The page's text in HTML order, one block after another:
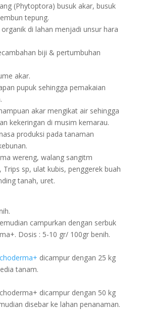
(Phytoptora) busuk akar, busuk
tepung.
di lahan menjadi unsur hara
biji & pertumbuhan
akar.
pupuk sehingga pemakaian
akar mengikat air sehingga
kekeringan di musim kemarau.
produksi pada tanaman
wereng, walang sangitm
Trips sp, ulat kubis, penggerek buah
tanah, uret.
campurkan dengan serbuk
Dosis : 5-10 gr/ 100gr benih.
dicampur dengan 25 kg
tanam.
dicampur dengan 50 kg
disebar ke lahan penanaman.